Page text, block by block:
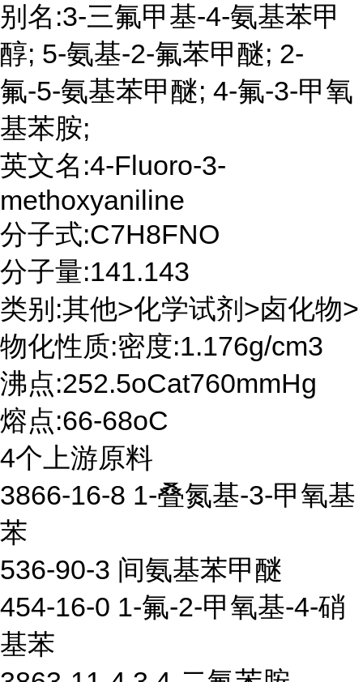
别名:3-三氟甲基-4-氨基苯甲
醇; 5-氨基-2-氟苯甲醚; 2-
氟-5-氨基苯甲醚; 4-氟-3-甲氧
基苯胺;
英文名:4-Fluoro-3-
methoxyaniline
分子式:C7H8FNO
分子量:141.143
类别:其他>化学试剂>卤化物>
物化性质:密度:1.176g/cm3
沸点:252.5oCat760mmHg
熔点:66-68oC
4个上游原料
3866-16-8 1-叠氮基-3-甲氧基
苯
536-90-3 间氨基苯甲醚
454-16-0 1-氟-2-甲氧基-4-硝
基苯